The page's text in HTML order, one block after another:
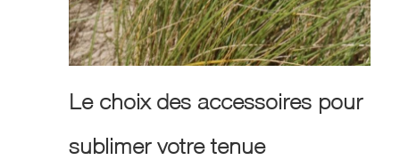
Le choix des accessoires pour
sublimer votre tenue